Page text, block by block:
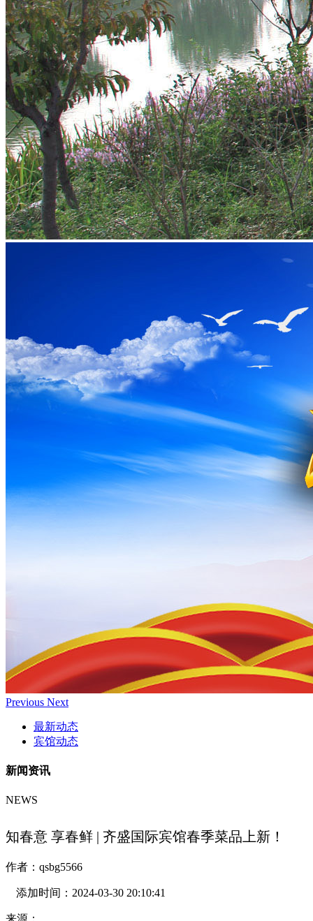
Previous Next
最新动态
宾馆动态
新闻资讯
NEWS
知春意 享春鲜 | 齐盛国际宾馆春季菜品上新！
作者： qsbg5566
添加时间： 2024-03-30 20:10:41
来源：